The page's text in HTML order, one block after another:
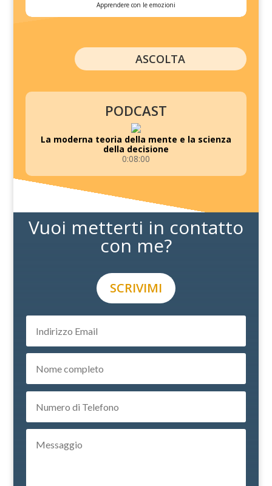
Apprendere con le emozioni
ASCOLTA
PODCAST
La moderna teoria della mente e la scienza
della decisione
0:08:00
Vuoi metterti in contatto
con me?
SCRIVIMI